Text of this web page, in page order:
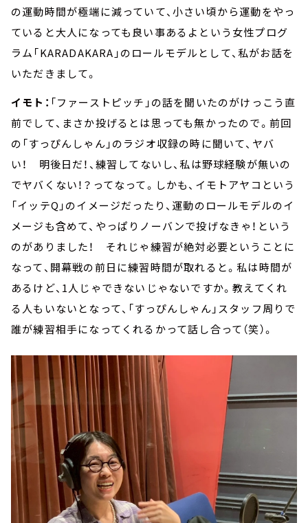
の運動時間が極端に減っていて、小さい頃から運動をやっ
ていると大人になっても良い事あるよという女性プログ
ラム「KARADAKARA」のロールモデルとして、私がお話を
いただきまして。
イモト： 「ファーストピッチ」の話を聞いたのがけっこう直
前でして、まさか投げるとは思っても無かったので。前回
の「すっぴんしゃん」のラジオ収録の時に聞いて、ヤバ
い！ 明後日だ！、練習してないし、私は野球経験が無いの
でヤバくない！？ってなって。しかも、イモトアヤコという
「イッテQ」のイメージだったり、運動のロールモデルのイ
メージも含めて、やっぱりノーバンで投げなきゃ！という
のがありました！ それじゃ練習が絶対必要ということに
なって、開幕戦の前日に練習時間が取れると。私は時間が
あるけど、1人じゃできないじゃないですか。教えてくれ
る人もいないとなって、「すっぴんしゃん」スタッフ周りで
誰が練習相手になってくれるかって話し合って（笑）。